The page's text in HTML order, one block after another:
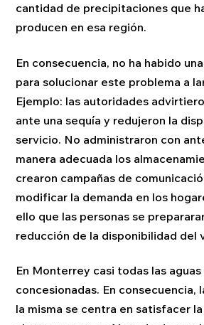
cantidad de precipitaciones que
producen en esa región.
En consecuencia, no ha habido
para solucionar este problema a
Ejemplo: las autoridades
ante una sequía y redujeron la
servicio. No administraron con
manera adecuada los
crearon campañas de
modificar la demanda en los
ello que las personas se
reducción de la disponibilidad del
En Monterrey casi todas las
concesionadas. En consecuencia,
la misma se centra en satisfacer